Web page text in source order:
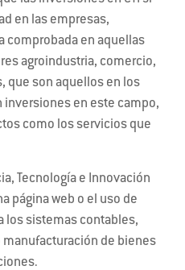
en las empresas,
comprobada en aquellas
agroindustria, comercio,
que son aquellos en los
inversiones en este campo,
como los servicios que
Tecnología e Innovación
página web o el uso de
los sistemas contables,
de bienes